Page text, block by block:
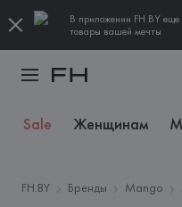
В приложении FH.BY еще
товары вашей мечты
Sale Женщинам
FH.BY Бренды Mango